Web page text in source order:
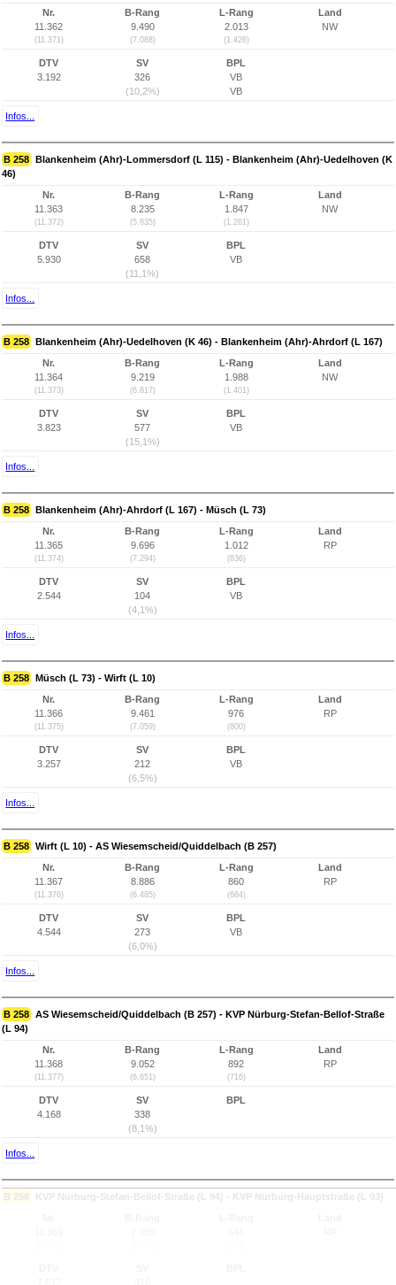
Nr.
11.362
(11.371)
B-Rang
9.490
(7.088)
L-Rang
2.013
(1.426)
Land
NW
DTV
3.192
SV
326
(10,2%)
BPL
VB
VB
Infos...
B 258 Blankenheim (Ahr)-Lommersdorf (L 115) - Blankenheim (Ahr)-Uedelhoven (K
46)
Nr.
11.363
(11.372)
B-Rang
8.235
(5.835)
L-Rang
1.847
(1.261)
Land
NW
DTV
5.930
SV
658
(11,1%)
BPL
VB
Infos...
B 258 Blankenheim (Ahr)-Uedelhoven (K 46) - Blankenheim (Ahr)-Ahrdorf (L 167)
Nr.
11.364
(11.373)
B-Rang
9.219
(6.817)
L-Rang
1.988
(1.401)
Land
NW
DTV
3.823
SV
577
(15,1%)
BPL
VB
Infos...
B 258 Blankenheim (Ahr)-Ahrdorf (L 167) - Müsch (L 73)
Nr.
11.365
(11.374)
B-Rang
9.696
(7.294)
L-Rang
1.012
(836)
Land
RP
DTV
2.544
SV
104
(4,1%)
BPL
VB
Infos...
B 258 Müsch (L 73) - Wirft (L 10)
Nr.
11.366
(11.375)
B-Rang
9.461
(7.059)
L-Rang
976
(800)
Land
RP
DTV
3.257
SV
212
(6,5%)
BPL
VB
Infos...
B 258 Wirft (L 10) - AS Wiesemscheid/Quiddelbach (B 257)
Nr.
11.367
(11.376)
B-Rang
8.886
(6.485)
L-Rang
860
(684)
Land
RP
DTV
4.544
SV
273
(6,0%)
BPL
VB
Infos...
B 258 AS Wiesemscheid/Quiddelbach (B 257) - KVP Nürburg-Stefan-Bellof-Straße
(L 94)
Nr.
11.368
(11.377)
B-Rang
9.052
(6.651)
L-Rang
892
(716)
Land
RP
DTV
4.168
SV
338
(8,1%)
BPL
Infos...
B 258 KVP Nürburg-Stefan-Bellof-Straße (L 94) - KVP Nürburg-Hauptstraße (L 93)